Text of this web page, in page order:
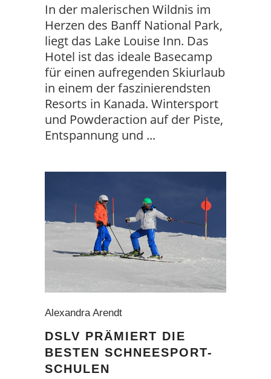
In der malerischen Wildnis im
Herzen des Banff National Park,
liegt das Lake Louise Inn. Das
Hotel ist das ideale Basecamp
für einen aufregenden Skiurlaub
in einem der faszinierendsten
Resorts in Kanada. Wintersport
und Powderaction auf der Piste,
Entspannung und
Alexandra Arendt
DSLV PRÄMIERT DIE
BESTEN SCHNEESPORT-
SCHULEN